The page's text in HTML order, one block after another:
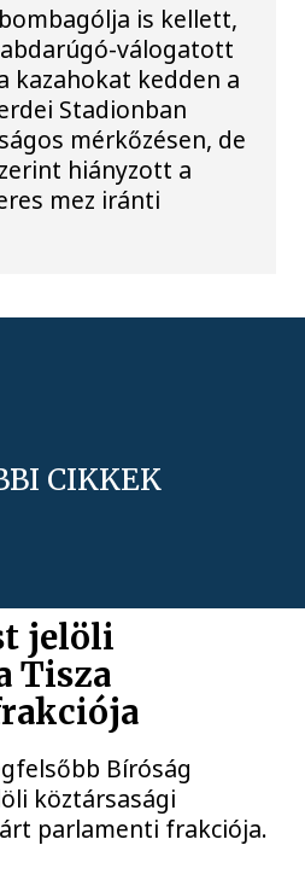
is kellett,
válogatott
kazahokat kedden a
Stadionban
mérkőzésen, de
hiányzott a
mez iránti
CIKKEK
jelöli
Tisza
Bíróság
köztársasági
parlamenti frakciója.